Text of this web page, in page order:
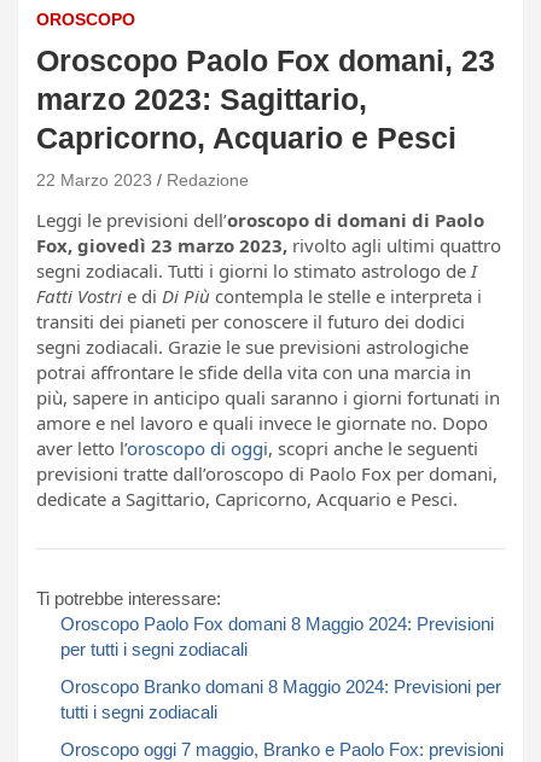
OROSCOPO
Oroscopo Paolo Fox domani, 23
marzo 2023: Sagittario,
Capricorno, Acquario e Pesci
22 Marzo 2023 Redazione
Leggi le previsioni dell’oroscopo di domani di Paolo
Fox, giovedì 23 marzo 2023, rivolto agli ultimi quattro
segni zodiacali. Tutti i giorni lo stimato astrologo de I
Fatti Vostri e di Di Più contempla le stelle e interpreta i
transiti dei pianeti per conoscere il futuro dei dodici
segni zodiacali. Grazie le sue previsioni astrologiche
potrai affrontare le sfide della vita con una marcia in
più, sapere in anticipo quali saranno i giorni fortunati in
amore e nel lavoro e quali invece le giornate no. Dopo
aver letto l’oroscopo di oggi, scopri anche le seguenti
previsioni tratte dall’oroscopo di Paolo Fox per domani,
dedicate a Sagittario, Capricorno, Acquario e Pesci.
Ti potrebbe interessare:
Oroscopo Paolo Fox domani 8 Maggio 2024: Previsioni
per tutti i segni zodiacali​​​​​
Oroscopo Branko domani 8 Maggio 2024: Previsioni per
tutti i segni zodiacali​​​​​
Oroscopo oggi 7 maggio, Branko e Paolo Fox: previsioni